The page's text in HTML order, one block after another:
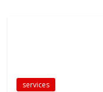
services